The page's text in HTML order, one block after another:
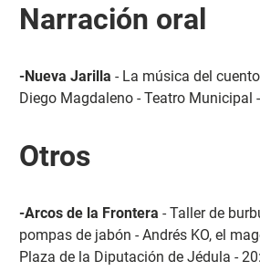
Narración oral
-Nueva Jarilla - La música del
Diego Magdaleno - Teatro Municipal
Otros
-Arcos de la Frontera - Taller de
pompas de jabón - Andrés KO, el
Plaza de la Diputación de Jédula -